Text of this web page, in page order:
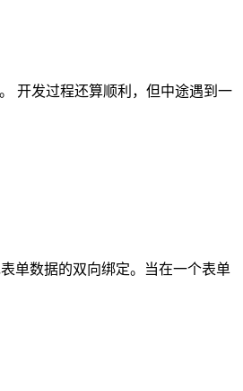
开发过程还算顺利，但中途遇到一
单数据的双向绑定。当在一个表单